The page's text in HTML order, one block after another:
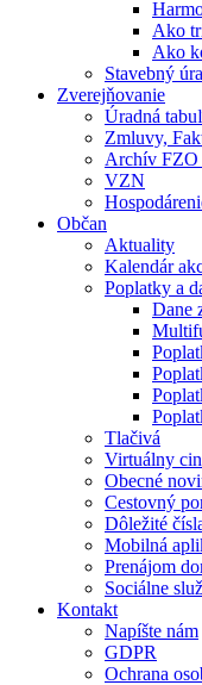
Ako
Ako
Stavebný
Zverejňovanie
Úradná
Zmluvy,
Archív FZO
VZN
Občan
Aktuality
Kalendár
Poplatky a
Dane
Tlačivá
Virtuálny
Obecné
Cestovný
Dôležité
Mobilná
Prenájom
Sociálne
Kontakt
Napíšte nám
GDPR
Ochrana